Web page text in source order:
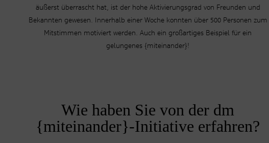
äußerst überrascht hat, ist der hohe Aktivierungsgrad von Freunden und
Bekannten gewesen. Innerhalb einer Woche konnten über 500 Personen zum
Mitstimmen motiviert werden. Auch ein großartiges Beispiel für ein
gelungenes {miteinander}!
Wie haben Sie von der dm
{miteinander}-Initiative erfahren?